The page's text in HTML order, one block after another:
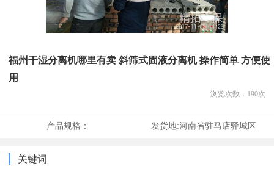
福州干湿分离机哪里有卖 斜筛式固液分离机 操作简单 方便使
用
浏览次数： 190次
产品规格： 发货地:河南省驻马店驿城区
关键词